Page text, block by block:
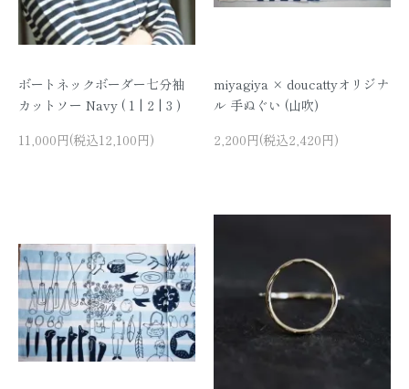
ボートネックボーダー七分袖
カットソー Navy ( 1 | 2 | 3 )
11,000円(税込12,100円)
miyagiya × doucattyオリジナ
ル 手ぬぐい (山吹)
2,200円(税込2,420円)